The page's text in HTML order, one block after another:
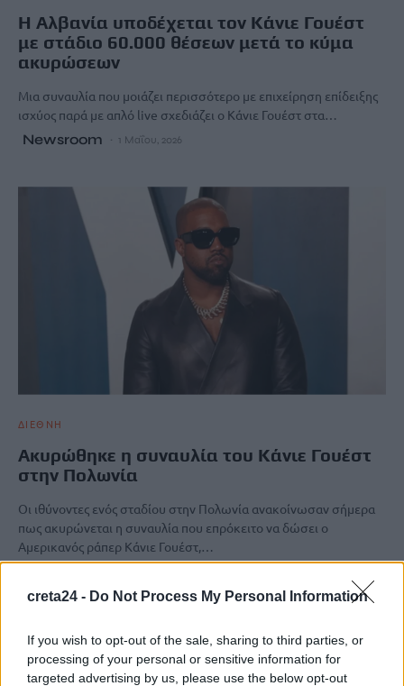
creta24 - Do Not Process My Personal Information
If you wish to opt-out of the sale, sharing to third parties, or
processing of your personal or sensitive information for
targeted advertising by us, please use the below opt-out
Η Αλβανία υποδέχεται τον Κάνιε Γουέστ
με στάδιο 60.000 θέσεων μετά το κύμα
ακυρώσεων
Μια συναυλία που μοιάζει περισσότερο με επιχείρηση επίδειξης
ισχύος παρά με απλό live σχεδιάζει ο Κάνιε Γουέστ στα…
Newsroom 1 Μαΐου, 2026
ΔΙΕΘΝΗ
Ακυρώθηκε η συναυλία του Κάνιε Γουέστ
στην Πολωνία
Οι ιθύνοντες ενός σταδίου στην Πολωνία ανακοίνωσαν σήμερα
πως ακυρώνεται η συναυλία που επρόκειτο να δώσει ο
Αμερικανός ράπερ Κάνιε Γουέστ,…
ΡΟΗ ΕΙΔΗΣΕΩΝ
«Θεριακλήδες» οι Έλληνες – Πάνω από 1 στους 5 καπνίζει